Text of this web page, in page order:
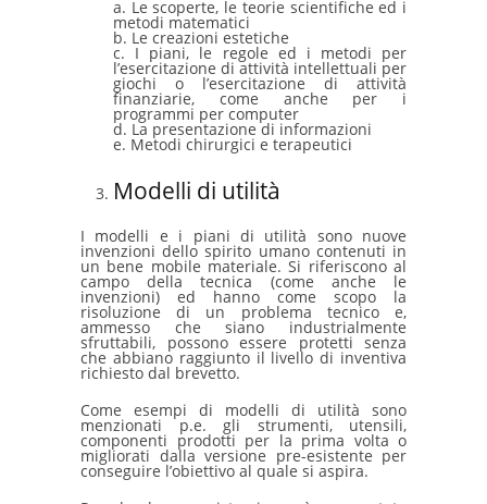
a. Le scoperte, le teorie scientifiche ed i
metodi matematici
b. Le creazioni estetiche
c. I piani, le regole ed i metodi per
l’esercitazione di attività intellettuali per
giochi o l’esercitazione di attività
finanziarie, come anche per i
programmi per computer
d. La presentazione di informazioni
e. Metodi chirurgici e terapeutici
Modelli di utilità
I modelli e i piani di utilità sono nuove
invenzioni dello spirito umano contenuti in
un bene mobile materiale. Si riferiscono al
campo della tecnica (come anche le
invenzioni) ed hanno come scopo la
risoluzione di un problema tecnico e,
ammesso che siano industrialmente
sfruttabili, possono essere protetti senza
che abbiano raggiunto il livello di inventiva
richiesto dal brevetto.
Come esempi di modelli di utilità sono
menzionati p.e. gli strumenti, utensili,
componenti prodotti per la prima volta o
migliorati dalla versione pre-esistente per
conseguire l’obiettivo al quale si aspira.